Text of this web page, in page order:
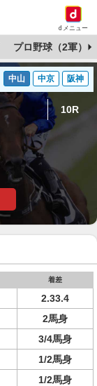
dメニュー
プロ野球（2軍）
中山 中京 阪神
10R
着差
2.33.4
2馬身
3/4馬身
1/2馬身
1/2馬身